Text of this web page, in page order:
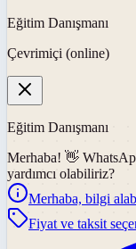
Eğitim Danışmanı
Çevrimiçi (online)
Eğitim Danışmanı
Merhaba! 👋
yardımcı olabiliriz?
Merhaba, bilgi
Fiyat ve taksit